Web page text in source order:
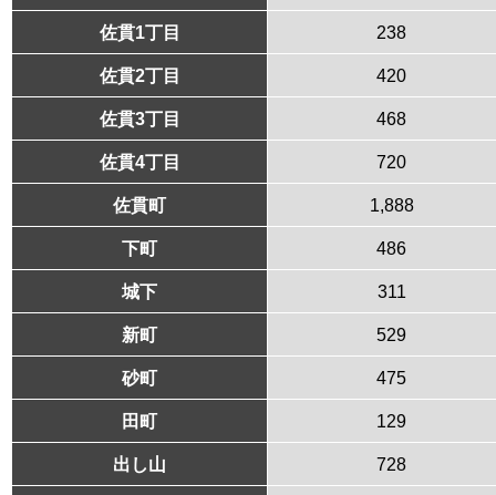
佐貫1丁目 238
佐貫2丁目 420
佐貫3丁目 468
佐貫4丁目 720
佐貫町 1,888
下町 486
城下 311
新町 529
砂町 475
田町 129
出し山 728